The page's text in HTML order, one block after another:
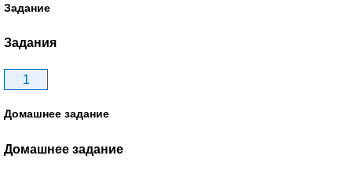
Задание
Задания
1
Домашнее задание
Домашнее задание